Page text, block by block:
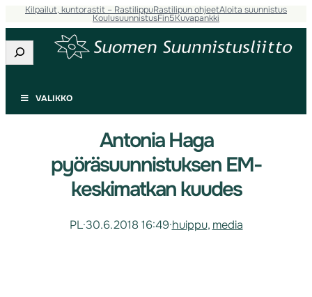
Kilpailut, kuntorastit – RastilippuRastilipun ohjeetAloita suunnistus
KoulusuunnistusFin5Kuvapankki
Etsi
VALIKKO
Antonia Haga
pyöräsuunnistuksen EM-
keskimatkan kuudes
PL·30.6.2018 16:49·huippu, media